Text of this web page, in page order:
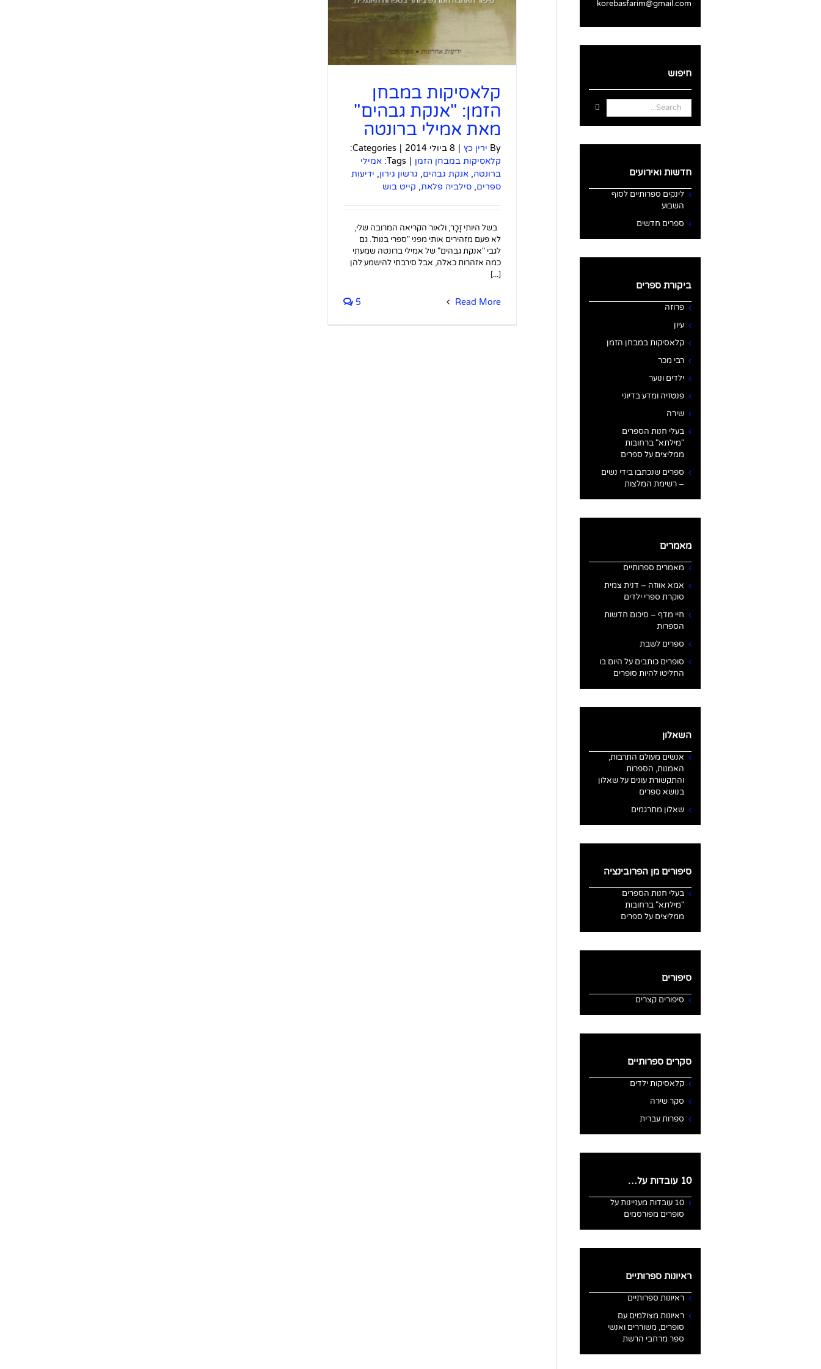
קלאסיקות במבחן
הזמן: "אנקת גבהים"
מאת אמילי ברונטה
By ירין כץ | 8 ביולי 2014 |
Categories:
קלאסיקות במבחן הזמן |
Tags: אמילי
ברונטה,אנקת גבהים, גרשון גירון, ידיעות
ספרים,סילביה פלאת, קייט בוש
בשל היותי זָכָר, ולאור הקריאה המרובה שלי,
לא פעם מזהירים אותי מפני "ספרי בנות". גם
לגבי "אנקת גבהים" של אמילי ברונטה שמעתי
כמה אזהרות כאלה, אבל סירבתי להישמע להן
[...]
Read More
5
korebasfarim@gmail.com
חיפוש
Search
for:
חדשות ואירועים
לינקים ספרותיים לסוף
השבוע
ספרים חדשים
ביקורת ספרים
פרוזה
עיון
קלאסיקות במבחן הזמן
רבי מכר
ילדים ונוער
פנטזיה ומדע בדיוני
שירה
בעלי חנות הספרים
"מילתא" ברחובות
ממליצים על ספרים
ספרים שנכתבו בידי נשים
– רשימת המלצות
מאמרים
מאמרים ספרותיים
אמא אווזה – דנית צמית
סוקרת ספרי ילדים
חיי מדף – סיכום חדשות
הספרות
ספרים לשבת
סופרים כותבים על היום בו
החליטו להיות סופרים
השאלון
אנשים מעולם התרבות,
האמנות, הספרות
והתקשורת עונים על שאלון
בנושא ספרים
שאלון מתרגמים
סיפורים מן הפרובינציה
בעלי חנות הספרים
"מילתא" ברחובות
ממליצים על ספרים
סיפורים
סיפורים קצרים
סקרים ספרותיים
קלאסיקות ילדים
סקר שירה
ספרות עברית
10 עובדות על…
10 עובדות מעניינות על
סופרים מפורסמים
ראיונות ספרותיים
ראיונות ספרותיים
ראיונות מצולמים עם
סופרים, משוררים ואנשי
ספר מרחבי הרשת